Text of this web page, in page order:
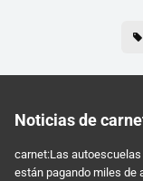
Noticias de
carnet:Las
están pagando miles de